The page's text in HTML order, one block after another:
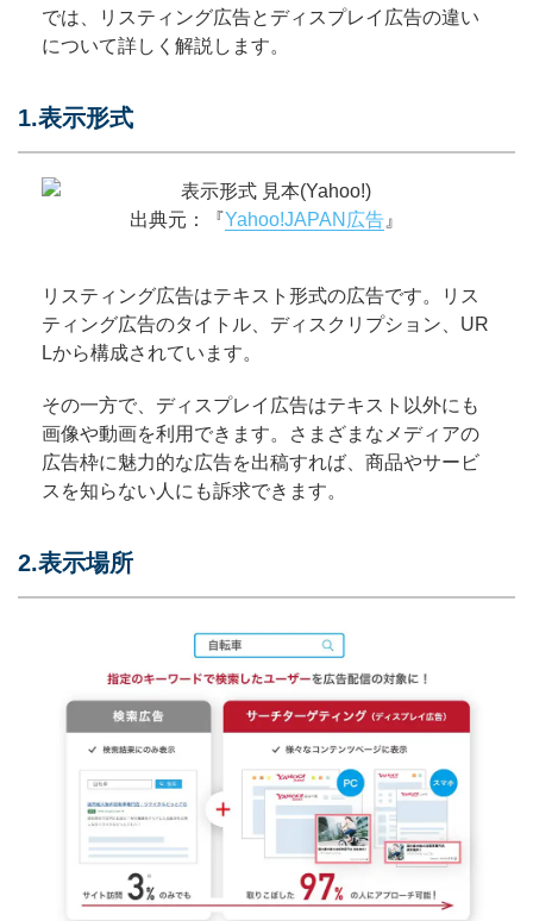
では、リスティング広告とディスプレイ広告の違い
について詳しく解説します。
1.表示形式
出典元：『Yahoo!JAPAN広告 』
リスティング広告はテキスト形式の広告です。リス
ティング広告のタイトル、ディスクリプション、UR
Lから構成されています。
その一方で、ディスプレイ広告はテキスト以外にも
画像や動画を利用できます。さまざまなメディアの
広告枠に魅力的な広告を出稿すれば、商品やサービ
スを知らない人にも訴求できます。
2.表示場所